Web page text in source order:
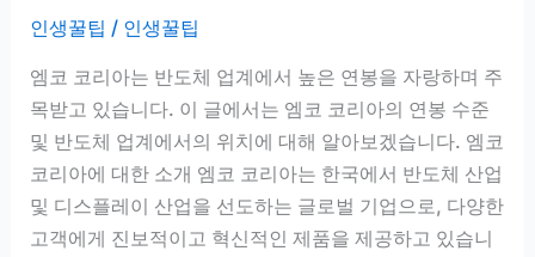
워
딩
기
업
인생꿀팁 / 인생꿀팁
엠코 코리아는 반도체 업계에서 높은 연봉을 자랑하며 주
목받고 있습니다. 이 글에서는 엠코 코리아의 연봉 수준
및 반도체 업계에서의 위치에 대해 알아보겠습니다. 엠코
코리아에 대한 소개 엠코 코리아는 한국에서 반도체 산업
및 디스플레이 산업을 선도하는 글로벌 기업으로, 다양한
고객에게 진보적이고 혁신적인 제품을 제공하고 있습니